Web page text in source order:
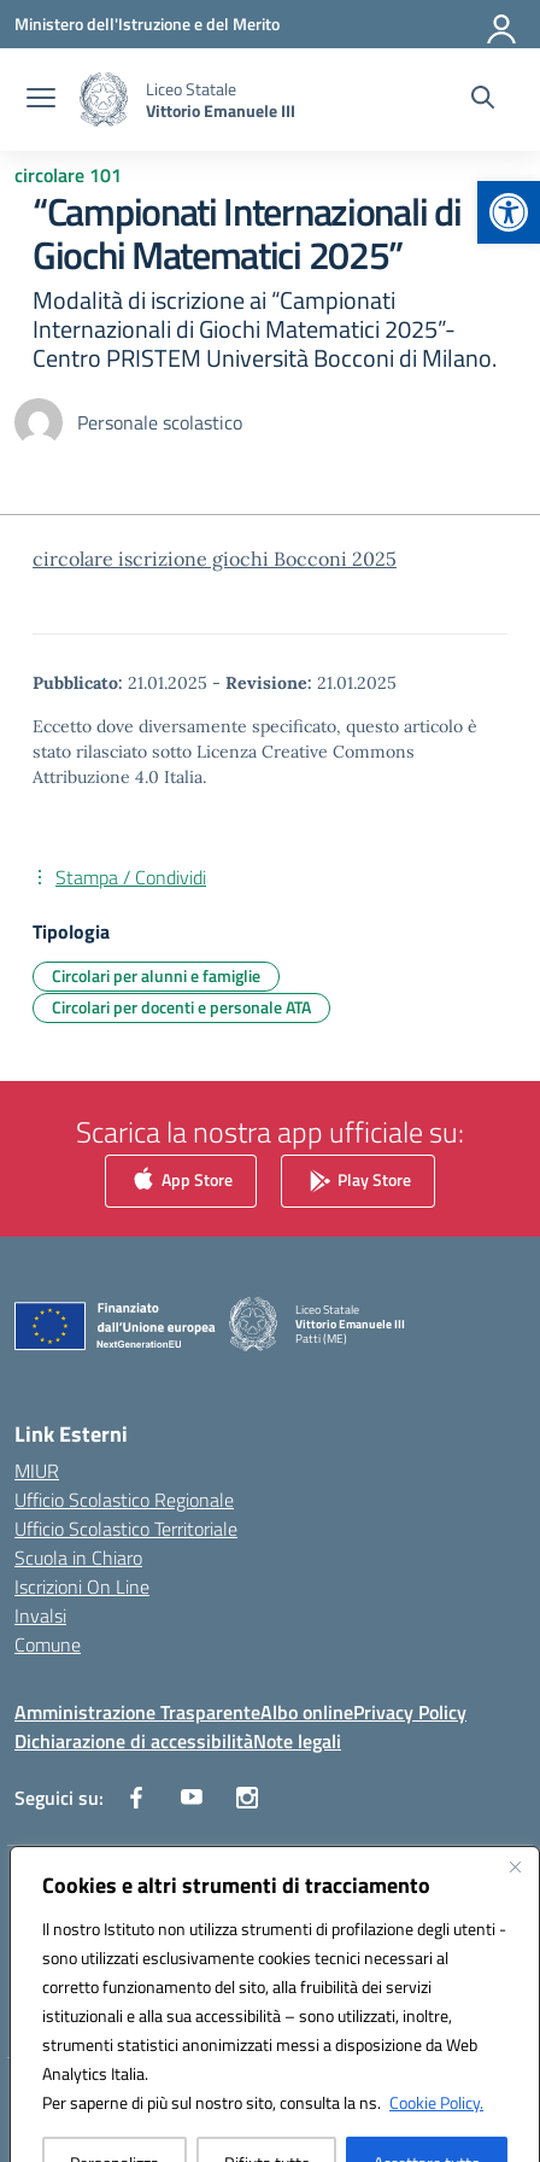
Cookies e altri strumenti di tracciamento
Il nostro Istituto non utilizza strumenti di profilazione degli utenti -
sono utilizzati esclusivamente cookies tecnici necessari al
corretto funzionamento del sito, alla fruibilità dei servizi
istituzionali e alla sua accessibilità – sono utilizzati, inoltre,
strumenti statistici anonimizzati messi a disposizione da Web
Analytics Italia.
Per saperne di più sul nostro sito, consulta la ns. Cookie Policy.
Vai ai contenuti
Vai al menu di navigazione
Vai al footer
Ministero dell'Istruzione e del Merito
Liceo Statale
Vittorio Emanuele III
circolare 101
“Campionati Internazionali di
Giochi Matematici 2025”
Modalità di iscrizione ai “Campionati
Internazionali di Giochi Matematici 2025”-
Centro PRISTEM Università Bocconi di Milano.
Personale scolastico
circolare iscrizione giochi Bocconi 2025
Pubblicato: 21.01.2025 - Revisione: 21.01.2025
Eccetto dove diversamente specificato, questo articolo è
stato rilasciato sotto Licenza Creative Commons
Attribuzione 4.0 Italia.
Stampa / Condividi
Tipologia
Circolari per alunni e famiglie
Circolari per docenti e personale ATA
Scarica la nostra app ufficiale su:
App Store Play Store
Liceo Statale
Vittorio Emanuele III
Patti (ME)
Link Esterni
MIUR
Ufficio Scolastico Regionale
Ufficio Scolastico Territoriale
Scuola in Chiaro
Iscrizioni On Line
Invalsi
Comune
Amministrazione TrasparenteAlbo onlinePrivacy Policy
Dichiarazione di accessibilitàNote legali
Seguici su:
Indirizzo:Via Trieste, 43 – 98066 Patti (ME)
Posta elettronica certificata (PEC):mepc060006@pec.istruzione.it
Codice fiscale: 86000610831
Codice meccanografico: MEPC060006
Hosting & Powered by 3D Solution S.r.l.
Concept & Design by Designers Italia